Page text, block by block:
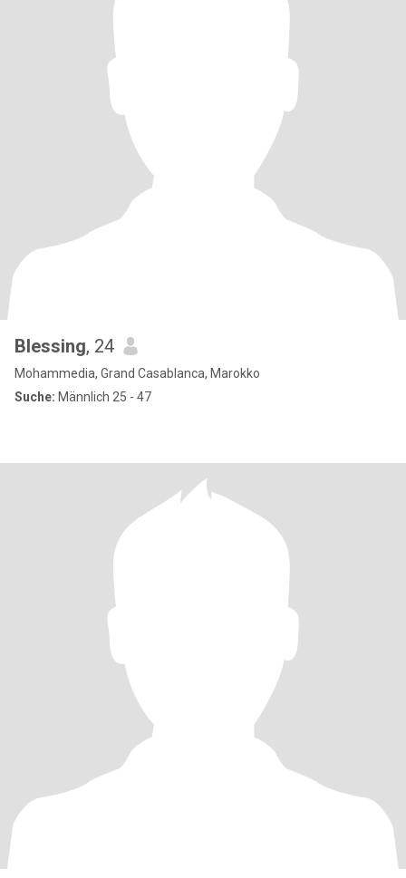
Blessing, 24
Mohammedia, Grand Casablanca, Marokko
Suche: Männlich 25 - 47